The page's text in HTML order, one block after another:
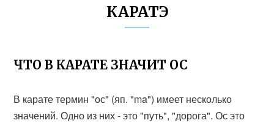
КАРАТЭ
ЧТО В КАРАТЕ ЗНАЧИТ ОС
В карате термин "ос" (яп. "ma") имеет несколько
значений. Одно из них - это "путь", "дорога". Ос это